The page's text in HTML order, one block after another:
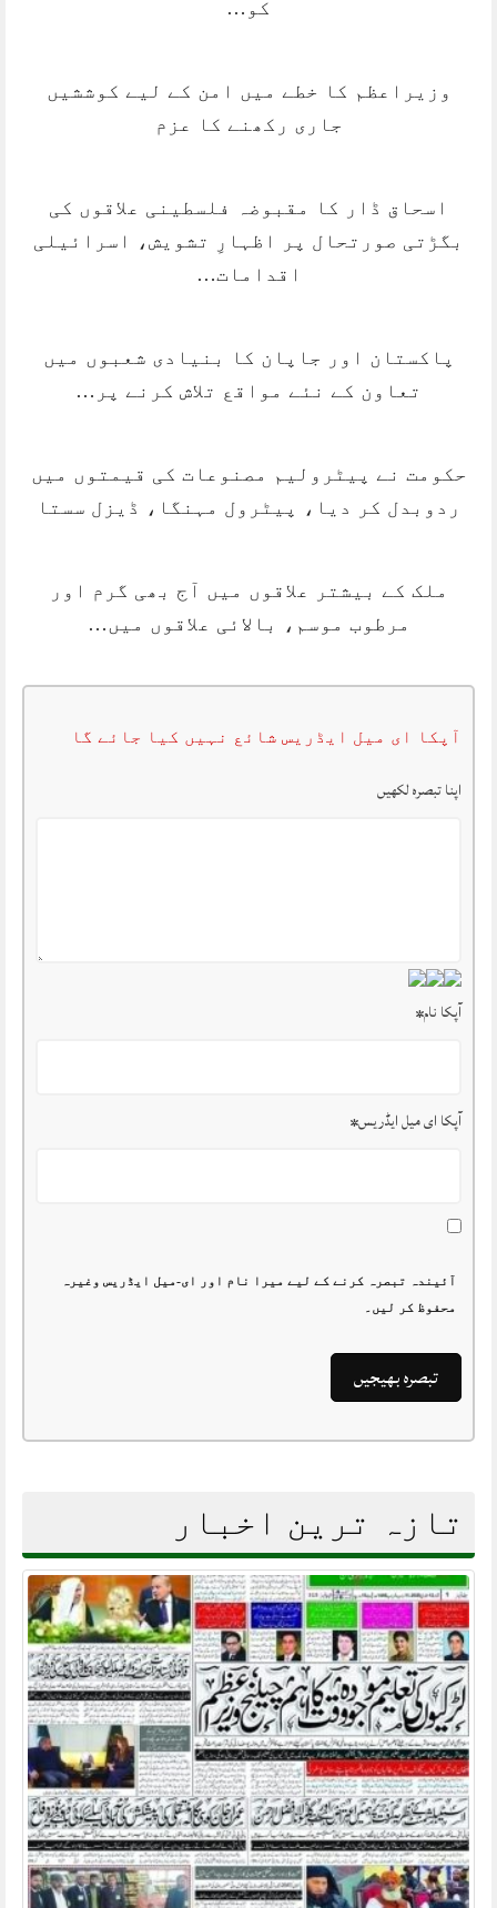
کو…
وزیراعظم کا خطے میں امن کے لیے کوششیں
جاری رکھنے کا عزم
اسحاق ڈار کا مقبوضہ فلسطینی علاقوں کی
بگڑتی صورتحال پر اظہارِ تشویش، اسرائیلی
اقدامات…
پاکستان اور جاپان کا بنیادی شعبوں میں
تعاون کے نئے مواقع تلاش کرنے پر…
حکومت نے پیٹرولیم مصنوعات کی قیمتوں میں
ردوبدل کر دیا، پیٹرول مہنگا، ڈیزل سستا
ملک کے بیشتر علاقوں میں آج بھی گرم اور
مرطوب موسم، بالائی علاقوں میں…
آپکا ای میل ایڈریس شائع نہیں کیا جائے گا
اپنا تبصرہ لکھیں
آپکا نام*
آپکا ای میل ایڈریس*
آئیندہ تبصرہ کرنے کے لیے میرا نام اور ای-میل ایڈریس وغیرہ
محفوظ کر لیں۔
تازہ ترین اخبار